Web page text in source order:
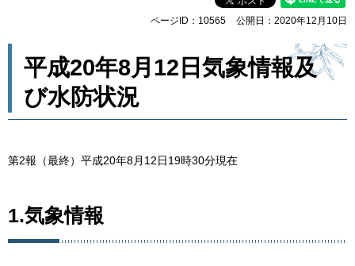
ページID：10565 公開日：2020年12月10日
平成20年8月12日気象情報及
び水防状況
第2報（最終）平成20年8月12日19時30分現在
1.気象情報